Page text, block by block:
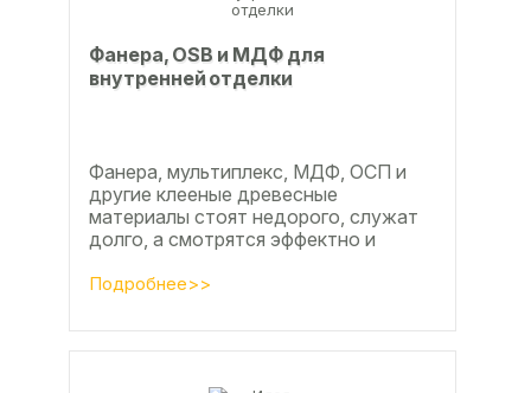
Фанера, OSB и МДФ для
внутренней отделки
Фанера, мультиплекс, МДФ, ОСП и
другие клееные древесные
материалы стоят недорого, служат
долго, а смотрятся эффектно и
Подробнее>>